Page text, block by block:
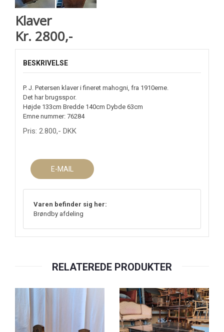
Klaver
Kr. 2800,-
BESKRIVELSE
P. J. Petersen klaver i fineret mahogni, fra 1910erne.
Det har brugsspor.
Højde 133cm Bredde 140cm Dybde 63cm
Emne nummer: 76284
Pris: 2.800,- DKK
E-MAIL
Varen befinder sig her:
Brøndby afdeling
RELATEREDE PRODUKTER